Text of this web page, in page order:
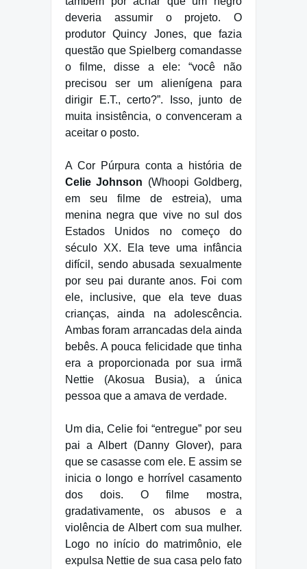
deveria assumir o projeto. O
produtor Quincy Jones, que fazia
questão que Spielberg comandasse
o filme, disse a ele: “você não
precisou ser um alienígena para
dirigir E.T., certo?”. Isso, junto de
muita insistência, o convenceram a
aceitar o posto.
A Cor Púrpura conta a história de
Celie Johnson (Whoopi Goldberg,
em seu filme de estreia), uma
menina negra que vive no sul dos
Estados Unidos no começo do
século XX. Ela teve uma infância
difícil, sendo abusada sexualmente
por seu pai durante anos. Foi com
ele, inclusive, que ela teve duas
crianças, ainda na adolescência.
Ambas foram arrancadas dela ainda
bebês. A pouca felicidade que tinha
era a proporcionada por sua irmã
Nettie (Akosua Busia), a única
pessoa que a amava de verdade.
Um dia, Celie foi “entregue” por seu
pai a Albert (Danny Glover), para
que se casasse com ele. E assim se
inicia o longo e horrível casamento
dos dois. O filme mostra,
gradativamente, os abusos e a
violência de Albert com sua mulher.
Logo no início do matrimônio, ele
expulsa Nettie de sua casa pelo fato